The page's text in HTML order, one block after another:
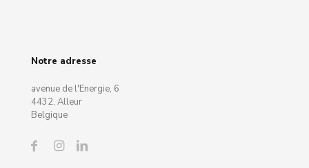
Notre adresse
avenue de l'Energie, 6
4432, Alleur
Belgique